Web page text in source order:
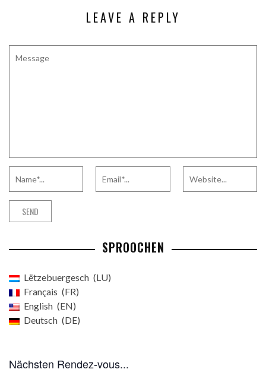
LEAVE A REPLY
SPROOCHEN
Lëtzebuergesch
LU
Français
FR
English
EN
Deutsch
DE
Nächsten Rendez-vous...